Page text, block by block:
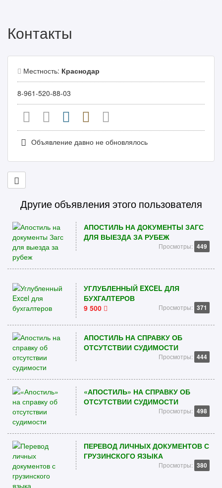
Контакты
Местность: Краснодар
8-961-520-88-03
Объявление давно не обновлялось
Другие объявления этого пользователя
АПОСТИЛЬ НА ДОКУМЕНТЫ ЗАГС
ДЛЯ ВЫЕЗДА ЗА РУБЕЖ
Просмотры: 449
УГЛУБЛЕННЫЙ EXCEL ДЛЯ
БУХГАЛТЕРОВ
9 500
Просмотры: 371
АПОСТИЛЬ НА СПРАВКУ ОБ
ОТСУТСТВИИ СУДИМОСТИ
Просмотры: 444
«АПОСТИЛЬ» НА СПРАВКУ ОБ
ОТСУТСТВИИ СУДИМОСТИ
Просмотры: 498
ПЕРЕВОД ЛИЧНЫХ ДОКУМЕНТОВ С
ГРУЗИНСКОГО ЯЗЫКА
Просмотры: 380